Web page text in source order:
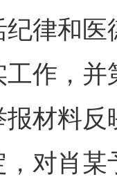
律和
作，
材料
，对肖